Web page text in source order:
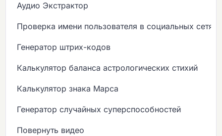
Аудио Экстрактор
Проверка имени пользователя в социальных сетях
Генератор штрих-кодов
Калькулятор баланса астрологических стихий
Калькулятор знака Марса
Генератор случайных суперспособностей
Повернуть видео